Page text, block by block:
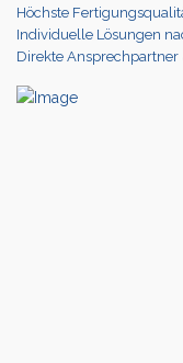
Höchste
Individuelle Lösungen
Direkte